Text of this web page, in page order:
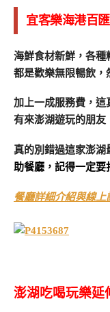
宜客樂海港百
海鮮食材新鮮，各種
都是歡樂無限暢飲，
加上一成服務費，這
有來澎湖遊玩的朋友
真的別錯過這家澎湖
助餐廳，記得一定要
餐廳詳細介紹與線上
澎湖吃喝玩樂延